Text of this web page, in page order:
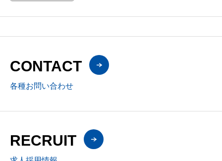
CONTACT
各種お問い合わせ
RECRUIT